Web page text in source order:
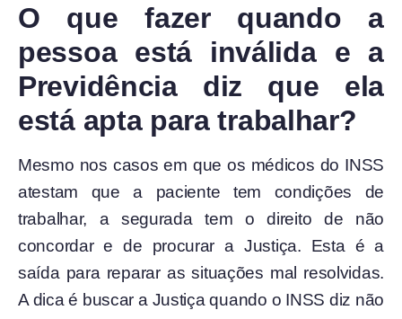
O que fazer quando a
pessoa está inválida e a
Previdência diz que ela
está apta para trabalhar?
Mesmo nos casos em que os médicos do INSS
atestam que a paciente tem condições de
trabalhar, a segurada tem o direito de não
concordar e de procurar a Justiça. Esta é a
saída para reparar as situações mal resolvidas.
A dica é buscar a Justiça quando o INSS diz não